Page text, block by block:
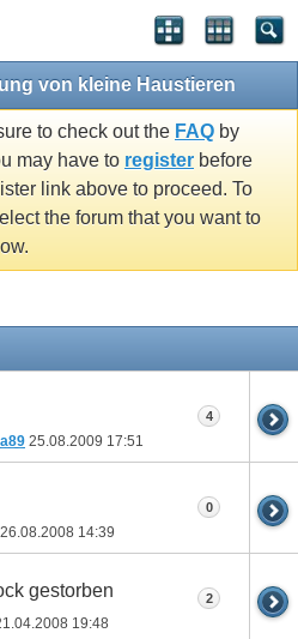
von kleine Haustieren
to check out the FAQ by
may have to register before
link above to proceed. To
the forum that you want to
25.08.2009 17:51
4
26.08.2008 14:39
0
gestorben
19:48
2